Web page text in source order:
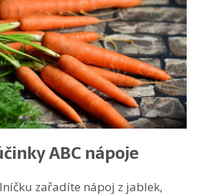
ABC nápoje
zařadíte nápoj z jablek,